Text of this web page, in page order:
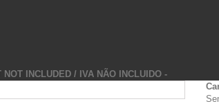
INCLUDED / IVA NÃO INCLUIDO -